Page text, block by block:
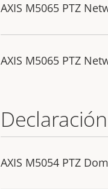
AXIS M5065 PTZ
AXIS M5065 PTZ
Declaración
AXIS M5054 PTZ